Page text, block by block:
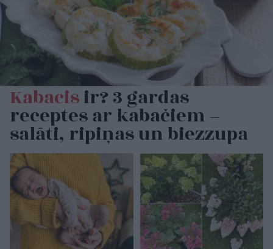
Kabacisir? 3 gardas
receptes ar kabačiem –
salāti, ripiņas un biezzupa